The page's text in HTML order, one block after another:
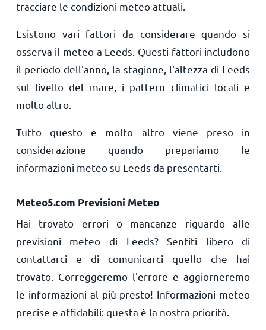
tracciare le condizioni meteo attuali.
Esistono vari fattori da considerare quando si
osserva il meteo a Leeds. Questi fattori includono
il periodo dell'anno, la stagione, l'altezza di Leeds
sul livello del mare, i pattern climatici locali e
molto altro.
Tutto questo e molto altro viene preso in
considerazione quando prepariamo le
informazioni meteo su Leeds da presentarti.
Meteo5.com Previsioni Meteo
Hai trovato errori o mancanze riguardo alle
previsioni meteo di Leeds? Sentiti libero di
contattarci e di comunicarci quello che hai
trovato. Correggeremo l'errore e aggiorneremo
le informazioni al più presto! Informazioni meteo
precise e affidabili: questa è la nostra priorità.